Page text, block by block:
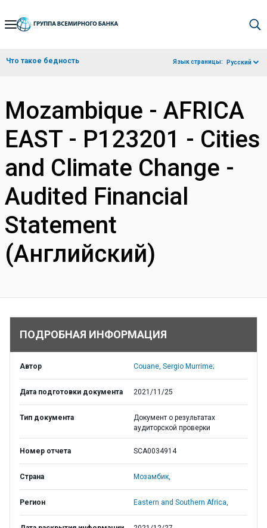
Skip
Navigation
Что такое бедность Язык страницы: Русский
Mozambique - AFRICA
EAST - P123201 - Cities
and Climate Change -
Audited Financial
Statement
(Английский)
ПОДРОБНАЯ ИНФОРМАЦИЯ
Автор Couane, Sergio Murrime;
Дата подготовки документа 2021/11/25
Тип документа
Документ о результатах
аудиторской проверки
Номер отчета SCA0034914
Страна Мозамбик,
Регион Eastern and Southern Africa,